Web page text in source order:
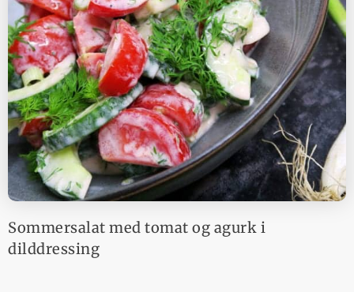
Sommersalat med tomat og agurk i
dilddressing